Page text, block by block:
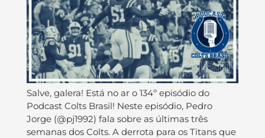
Salve, galera! Está no ar o 134º episódio do
Podcast Colts Brasil! Neste episódio, Pedro
Jorge (@pj1992) fala sobre as últimas três
semanas dos Colts. A derrota para os Titans que